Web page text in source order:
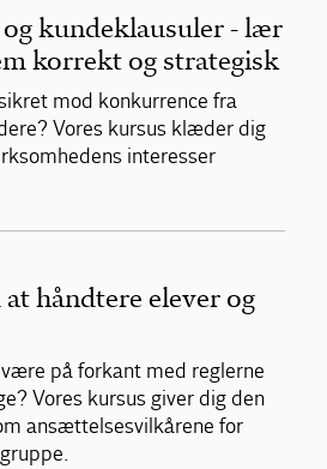
kundeklausuler - lær
korrekt og strategisk
mod konkurrence fra
Vores kursus klæder dig
interesser
at håndtere elever og
på forkant med reglerne
Vores kursus giver dig den
ansættelsesvilkårene for